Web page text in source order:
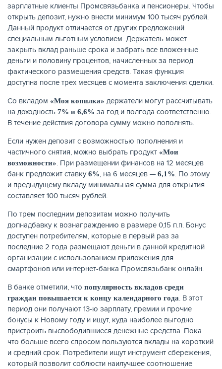
НАКОПЛЕНИЯ
РЕЙТИНГ БАНКОВ
ЕЩЁ
зарплатные клиенты Промсвязьбанка и пенсионеры. Чтобы
открыть депозит, нужно внести минимум 100 тысяч рублей.
Данный продукт отличается от других предложений
специальным льготным условием. Держатель может
закрыть вклад раньше срока и забрать все вложенные
деньги и половину процентов, начисленных за период
фактического размещения средств. Такая функция
доступна после трех месяцев с момента заключения сделки.
Со вкладом «Моя копилка» держатели могут рассчитывать
на доходность 7% и 6,6% за год и полгода соответственно.
В течение действия договора сумму можно пополнять.
Если нужен депозит с возможностью пополнения и
частичного снятия, можно выбрать продукт «Мои
возможности». При размещении финансов на 12 месяцев
банк предложит ставку6%, на 6 месяцев — 6,1%. По этому
и предыдущему вкладу минимальная сумма для открытия
составляет 100 тысяч рублей.
По трем последним депозитам можно получить
допнадбавку к вознаграждению в размере 0,15 п.п. Бонус
доступен потребителям, которые в первый раз за
последние 2 года размещают деньги в данной кредитной
организации с использованием приложения для
смартфонов или интернет-банка Промсвязьбанк онлайн.
В банке отметили, что популярность вкладов среди
граждан повышается к концу календарного года. В этот
период они получают 13-ю зарплату, премии и прочие
бонусы к Новому году и ищут, куда наиболее выгодно
пристроить высвободившиеся денежные средства. Пока
что больше всего спросом пользуются вклады на короткий
и средний срок. Потребители ищут инструмент сбережения,
который позволит соблюсти наилучшее соотношение